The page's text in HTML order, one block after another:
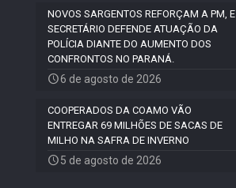
NOVOS SARGENTOS REFORÇAM A PM, E
SECRETÁRIO DEFENDE ATUAÇÃO DA
POLÍCIA DIANTE DO AUMENTO DOS
CONFRONTOS NO PARANÁ.
6 de agosto de 2026
COOPERADOS DA COAMO VÃO
ENTREGAR 69 MILHÕES DE SACAS DE
MILHO NA SAFRA DE INVERNO
5 de agosto de 2026